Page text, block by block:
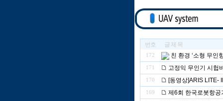
번호 글 제 목
172 친 환경 ‘소형 무인
171 고정익 무인기 시헙
170 [동영상]ARIS LITE-
169 제6회 한국로봇항